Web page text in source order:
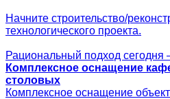
Начните строительство/
технологического проекта.
Рациональный подход сегодня
Комплексное оснащение
столовых
Комплексное оснащение